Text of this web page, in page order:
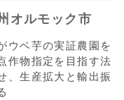
オルモック市
ウベ芋の実証農園を
作物指定を目指す法
、生産拡大と輸出振